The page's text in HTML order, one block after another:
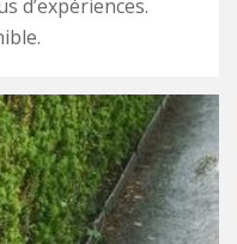
d’expériences.